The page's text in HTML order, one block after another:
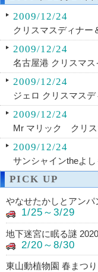
2009/12/24
クリスマスディナー
2009/12/24
名古屋港 クリスマス
2009/12/24
ジェロ クリスマス
2009/12/24
Mr マリック クリス
2009/12/24
サンシャインtheよし
PICK UP
やなせたかしとアンパ
1/25～3/29
地下迷宮に眠る謎 2020
2/20～8/30
東山動植物園 春まつり